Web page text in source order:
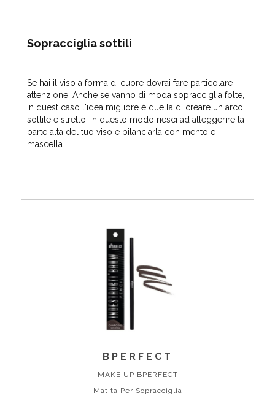
Sopracciglia sottili
Se hai il viso a forma di cuore dovrai fare particolare
attenzione. Anche se vanno di moda sopracciglia folte,
in quest caso l'idea migliore è quella di creare un arco
sottile e stretto. In questo modo riesci ad alleggerire la
parte alta del tuo viso e bilanciarla con mento e
mascella.
BPERFECT
MAKE UP BPERFECT
Matita Per Sopracciglia